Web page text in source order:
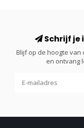
Schrijf je
Blijf op de hoogte
en ontvang